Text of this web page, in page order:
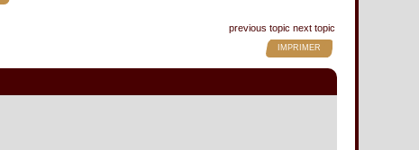
previous topic next topic
IMPRIMER